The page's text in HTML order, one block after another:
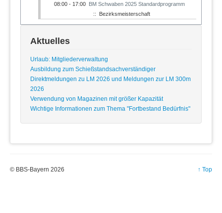
08:00 - 17:00 BM Schwaben 2025 Standardprogramm
:: Bezirksmeisterschaft
Aktuelles
Urlaub: Mitgliederverwaltung
Ausbildung zum Schießstandsachverständiger
Direktmeldungen zu LM 2026 und Meldungen zur LM 300m
2026
Verwendung von Magazinen mit größer Kapazität
Wichtige Informationen zum Thema "Fortbestand Bedürfnis"
↑ Top
© BBS-Bayern 2026